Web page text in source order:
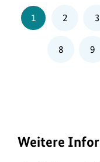
Seite
1 Seite
2 3
Seite
8 9
Weitere